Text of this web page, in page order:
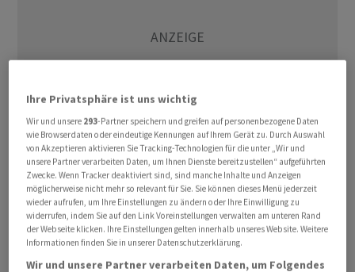
Das Unternehmen beschäftige sieben Mitarbeitende
und erwirtschafte einen Jahresumsatz von rund 1,5
Millionen Franken, teilteBurkhalteram Dienstagabend
mit. Mathieu sei seit 1994 im regionalen Markt tätig und
auf den Bereich Energie sowie die Planung von
Ihre Privatsphäre ist uns wichtig
Wir und unsere 293-Partner speichern und greifen auf personenbezogene Daten
wie Browserdaten oder eindeutige Kennungen auf Ihrem Gerät zu. Durch Auswahl
von Akzeptieren aktivieren Sie Tracking-Technologien für die unter „Wir und
unsere Partner verarbeiten Daten, um Ihnen Dienste bereitzustellen“ aufgeführten
Zwecke. Wenn Tracker deaktiviert sind, sind manche Inhalte und Anzeigen
möglicherweise nicht mehr so relevant für Sie. Sie können dieses Menü jederzeit
wieder aufrufen, um Ihre Einstellungen zu ändern oder Ihre Einwilligung zu
widerrufen, indem Sie auf den Link Voreinstellungen verwalten am unteren Rand
der Webseite klicken. Ihre Einstellungen gelten innerhalb unseres Website. Weitere
Informationen finden Sie in unserer Datenschutzerklärung.
Wir und unsere Partner verarbeiten Daten, um Folgendes